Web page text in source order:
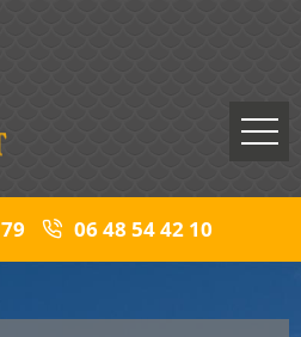
06 48 54 42 10